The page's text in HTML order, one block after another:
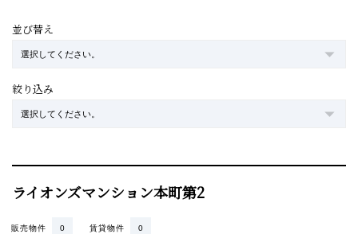
並び替え
絞り込み
ライオンズマンション本町第2
賃貸物件 0
販売物件 0